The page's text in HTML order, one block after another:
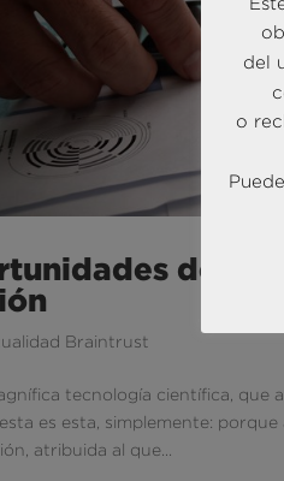
Braintrust
tecnología científica,
es esta, simplemente:
atribuida al que...
del
o